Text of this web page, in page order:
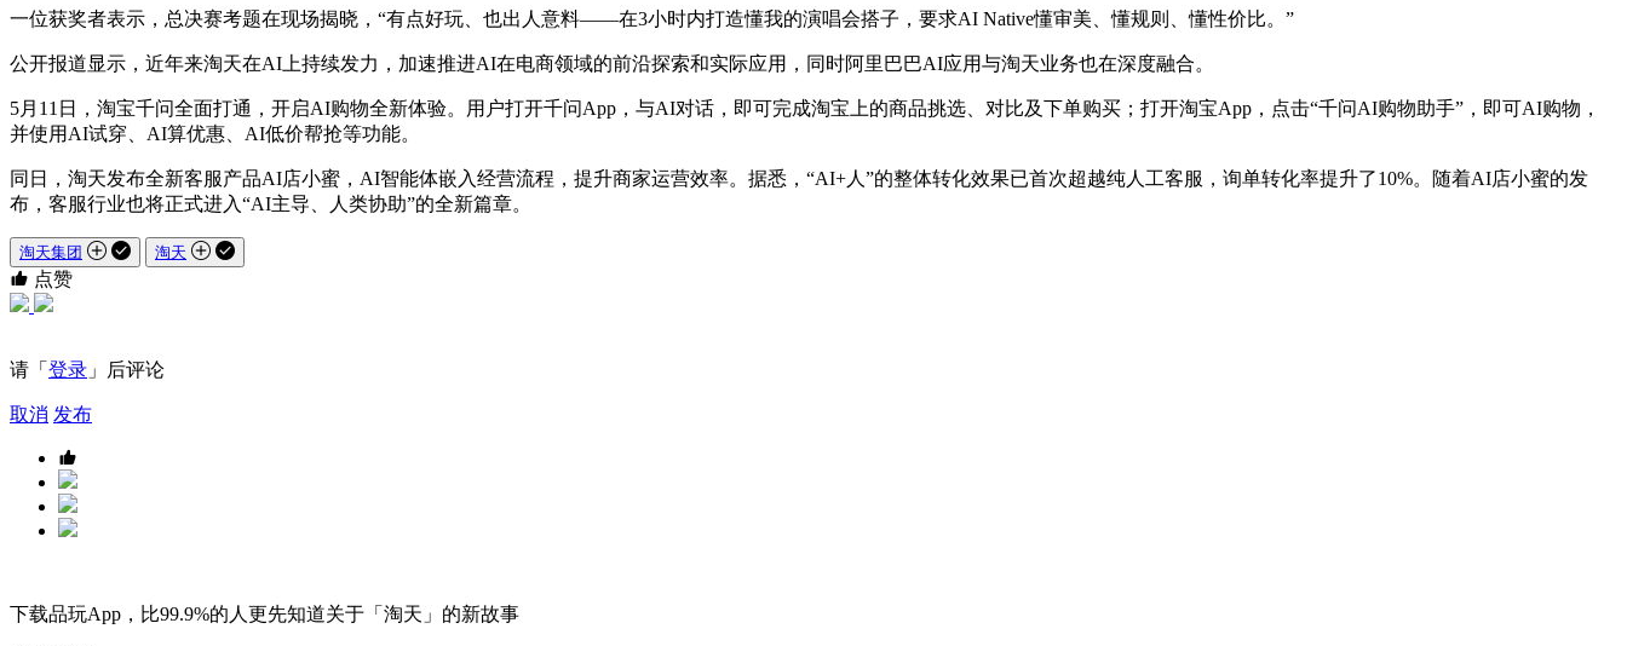
一位获奖者表示，总决赛考题在现场揭晓，“有点好玩、也出人意料——在3小时内打造懂我的演唱会搭子，要求AI Native懂审美、懂规则、懂性价比。”
公开报道显示，近年来淘天在AI上持续发力，加速推进AI在电商领域的前沿探索和实际应用，同时阿里巴巴AI应用与淘天业务也在深度融合。
5月11日，淘宝千问全面打通，开启AI购物全新体验。用户打开千问App，与AI对话，即可完成淘宝上的商品挑选、对比及下单购买；打开淘宝App，点击“千问AI购物助手”，即可AI购物，
并使用AI试穿、AI算优惠、AI低价帮抢等功能。
同日，淘天发布全新客服产品AI店小蜜，AI智能体嵌入经营流程，提升商家运营效率。据悉，“AI+人”的整体转化效果已首次超越纯人工客服，询单转化率提升了10%。随着AI店小蜜的发
布，客服行业也将正式进入“AI主导、人类协助”的全新篇章。
淘天集团 淘天
点赞
请「 登录 」后评论
取消 发布
下载品玩App，比99.9%的人更先知道关于「淘天」的新故事